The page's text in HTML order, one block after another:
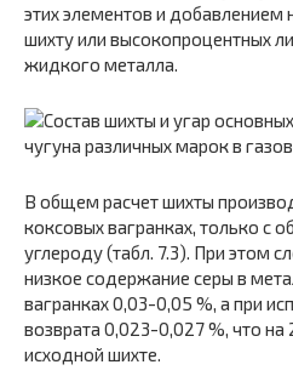
этих элементов и добавлением
шихту или высокопроцентных
жидкого металла.
В общем расчет шихты
коксовых вагранках, только с
углероду (табл. 7.3). При этом
низкое содержание серы в
вагранках 0,03-0,05 %, а при
возврата 0,023-0,027 %, что
исходной шихте.